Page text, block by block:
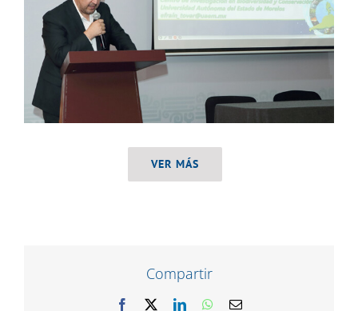
VER MÁS
Compartir
Facebook LinkedInWhatsApp
Correo